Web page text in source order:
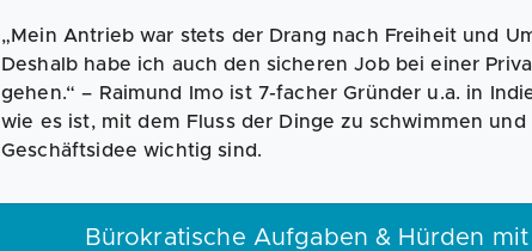
„Mein Antrieb war stets der Drang nach Freiheit und
Deshalb habe ich auch den sicheren Job bei einer
gehen.“ – Raimund Imo ist 7-facher Gründer u.a. in
wie es ist, mit dem Fluss der Dinge zu schwimmen
Geschäftsidee wichtig sind.
Bürokratische Aufgaben & Hürden